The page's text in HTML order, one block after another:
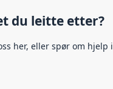
du leitte etter?
her, eller spør om hjelp i